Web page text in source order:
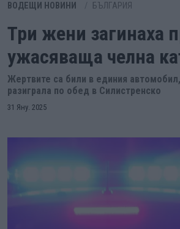
ВОДЕЩИ НОВИНИ БЪЛГАРИЯ
Три жени загинаха
ужасяваща челна
Жертвите са били в единия
разиграла по обед в Силистренско
31 Яну. 2025